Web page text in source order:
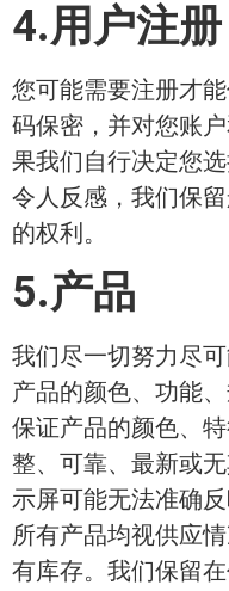
4.用户注册
您可能需要注册才
码保密，并对您账
果我们自行决定您
令人反感，我们保
的权利。
5.产品
我们尽一切努力尽
产品的颜色、功能
保证产品的颜色、
整、可靠、最新或
示屏可能无法准确
所有产品均视供应
有库存。我们保留